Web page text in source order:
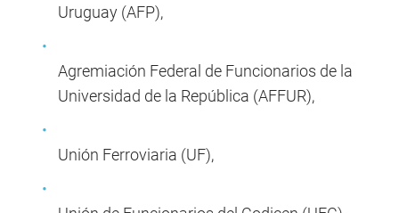
Uruguay (AFP),
Agremiación Federal de Funcionarios de la
Universidad de la República (AFFUR),
Unión Ferroviaria (UF),